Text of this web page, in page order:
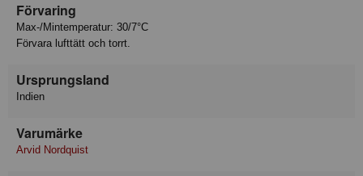
Förvaring
Max-/Mintemperatur: 30/7°C
Förvara lufttätt och torrt.
Ursprungsland
Indien
Varumärke
Arvid Nordquist